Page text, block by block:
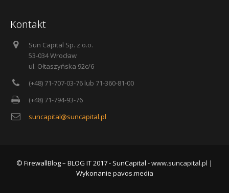
Kontakt
Sun Capital Sp. z o.o.
53-034 Wrocław
ul. Ołtaszyńska 92c/6
(+48) 71-707-03-76 lub 71-360-81-00
(+48) 71-794-93-76
suncapital@suncapital.pl
© FirewallBlog – BLOG IT 2017 - SunCapital -www.suncapital.pl |
Wykonanie pavos.media